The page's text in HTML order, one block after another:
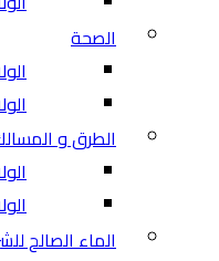
الصحة
الطرق و
الماء الصالح